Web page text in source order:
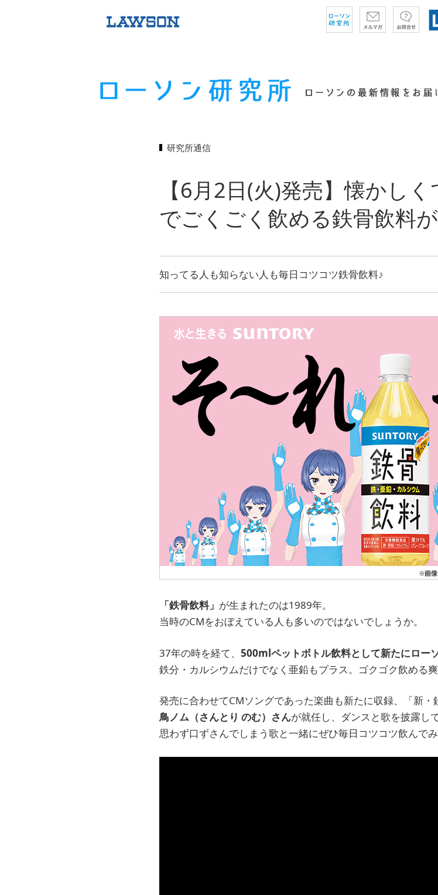
研究所通信
【6月2日(火)発売】懐かし
でごくごく飲める鉄骨飲料
知ってる人も知らない人も毎日コツコツ鉄骨飲料♪
「鉄骨飲料」 が生まれたのは1989年。
当時のCMをおぼえている人も多いのではないでしょうか。
37年の時を経て、 500mlペットボトル飲料として新たにロー
鉄分・カルシウムだけでなく亜鉛もプラス。ゴクゴク飲める
発売に合わせてCMソングであった楽曲も新たに収録、「新・
鳥ノム（さんとり のむ）さんが就任し、ダンスと歌を披露し
思わず口ずさんでしまう歌と一緒にぜひ毎日コツコツ飲んでみ